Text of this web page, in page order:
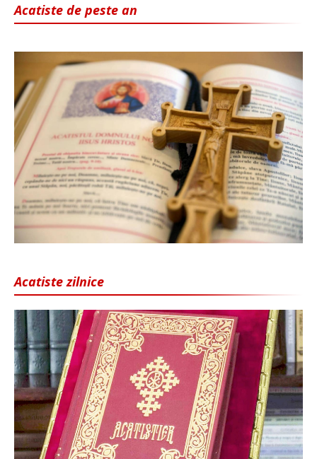
Acatiste de peste an
Acatiste zilnice